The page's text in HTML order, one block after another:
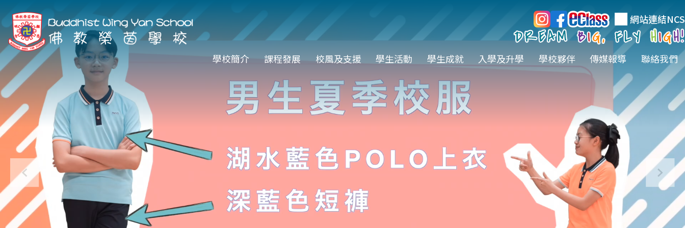
移至主內容
網站連結NCS
Main
navigation
學校簡介 課程發展 校風及支援 學生活動 學生成就 入學及升學 學校夥伴 傳媒報導 聯絡我們